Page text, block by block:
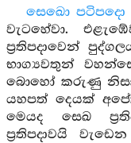
සෙඛො පටිපදො
වැටහේවා.
ප්‍රතිපදාවෙන්
භාග්‍යවතුන්
බොහෝ කරුණු
යහපත් දෙයක්
මෙයද සෙඛ
ප්‍රතිපදාවයි